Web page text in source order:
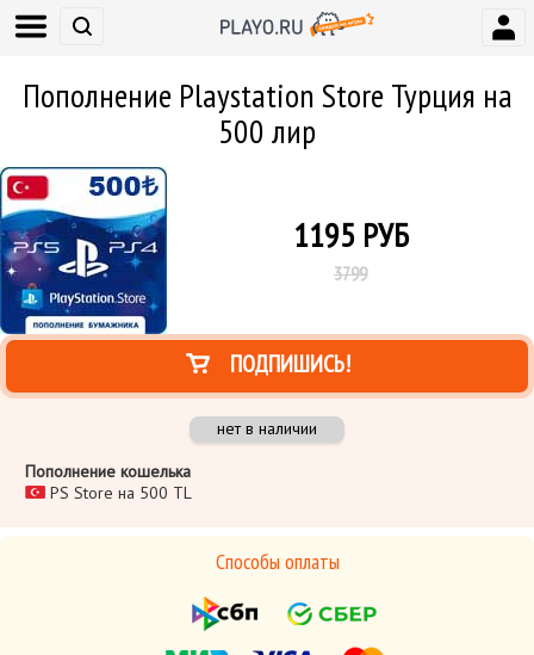
Пополнение Playstation Store Турция на
500 лир
1195РУБ
3799
ПОДПИШИСЬ!
нет в наличии
Пополнение кошелька
PS Store на 500 TL
Способы оплаты